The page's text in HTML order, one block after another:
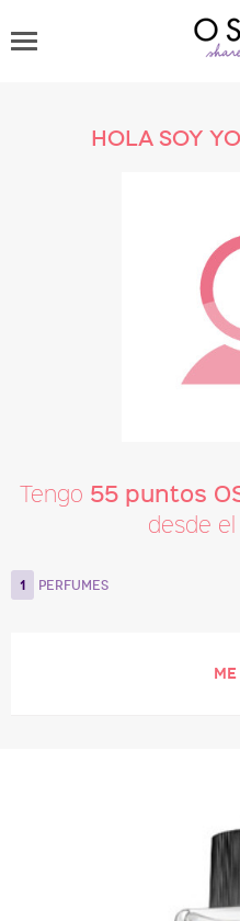
Hola soy
Tengo 55 puntos
desde el
1 PERFUMES